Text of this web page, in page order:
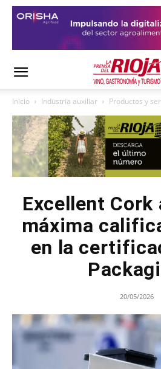
Inicio Industria auxiliar Productos y
Excellent Cork
máxima
en la
20/05/2026